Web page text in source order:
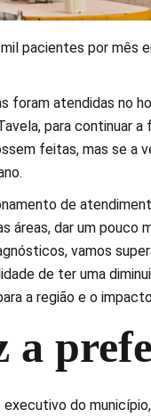
pacientes por mês
foram atendidas no
para continuar
feitas, mas se a
de
áreas, dar um pouco
vamos
de ter uma
a região e o
a
do